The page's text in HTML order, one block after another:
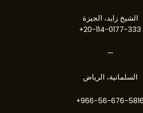
الشيخ زايد، الجيزة
20-114-0177-333+
—
السلمانية، الرياض
966-56-676-5816+